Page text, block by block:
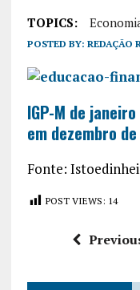
TOPICS:
POSTED BY: REDAÇÃO
IGP-M de
em dezembro
Fonte:
POST VIEWS: 14